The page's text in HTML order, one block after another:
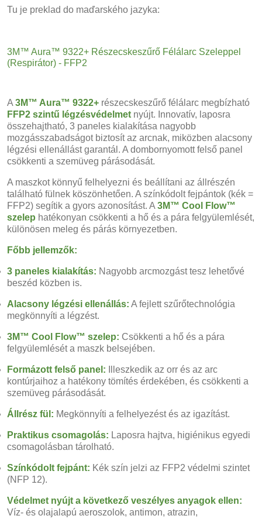
Tu je preklad do maďarského jazyka:
3M™ Aura™ 9322+ Részecskeszűrő Félálarc Szeleppel
(Respirátor) - FFP2
A 3M™ Aura™ 9322+ részecskeszűrő félálarc megbízható
FFP2 szintű légzésvédelmet nyújt. Innovatív, laposra
összehajtható, 3 paneles kialakítása nagyobb
mozgásszabadságot biztosít az arcnak, miközben alacsony
légzési ellenállást garantál. A dombornyomott felső panel
csökkenti a szemüveg párásodását.
A maszkot könnyű felhelyezni és beállítani az állrészén
található fülnek köszönhetően. A színkódolt fejpántok (kék =
FFP2) segítik a gyors azonosítást. A 3M™ Cool Flow™
szelep hatékonyan csökkenti a hő és a pára felgyülemlését,
különösen meleg és párás környezetben.
Főbb jellemzők:
3 paneles kialakítás: Nagyobb arcmozgást tesz lehetővé
beszéd közben is.
Alacsony légzési ellenállás: A fejlett szűrőtechnológia
megkönnyíti a légzést.
3M™ Cool Flow™ szelep: Csökkenti a hő és a pára
felgyülemlését a maszk belsejében.
Formázott felső panel: Illeszkedik az orr és az arc
kontúrjaihoz a hatékony tömítés érdekében, és csökkenti a
szemüveg párásodását.
Állrész fül: Megkönnyíti a felhelyezést és az igazítást.
Praktikus csomagolás: Laposra hajtva, higiénikus egyedi
csomagolásban tárolható.
Színkódolt fejpánt: Kék szín jelzi az FFP2 védelmi szintet
(NFP 12).
Védelmet nyújt a következő veszélyes anyagok ellen:
Víz- és olajalapú aeroszolok, antimon, atrazin,